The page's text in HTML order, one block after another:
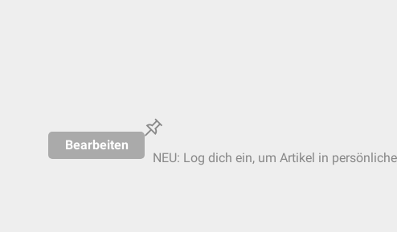
Bearbeiten
NEU: Log dich ein, um Artikel in